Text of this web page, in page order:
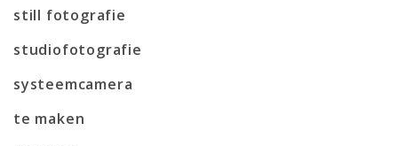
still fotografie
studiofotografie
systeemcamera
te maken